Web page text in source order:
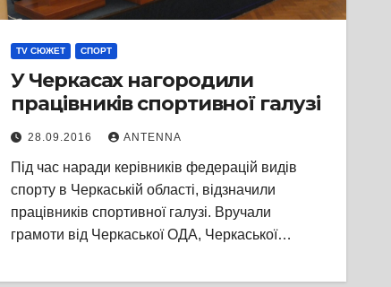
TV СЮЖЕТ СПОРТ
У Черкасах нагородили
працівників спортивної галузі
28.09.2016 ANTENNA
Під час наради керівників федерацій видів
спорту в Черкаській області, відзначили
працівників спортивної галузі. Вручали
грамоти від Черкаської ОДА, Черкаської…